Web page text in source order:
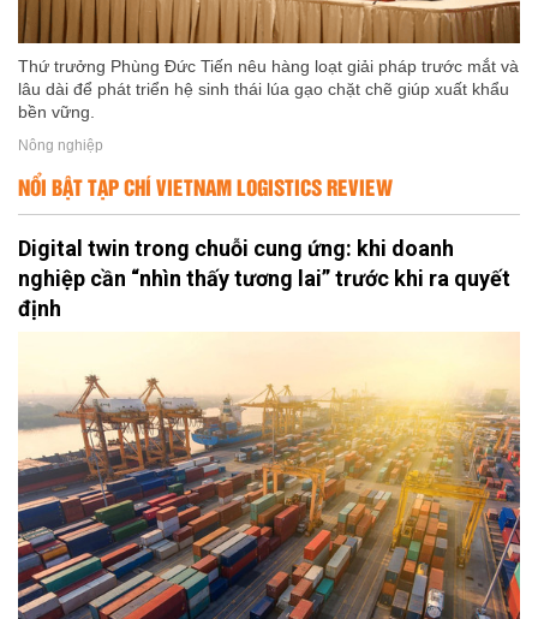
Thứ trưởng Phùng Đức Tiến nêu hàng loạt giải pháp trước mắt và
lâu dài để phát triển hệ sinh thái lúa gạo chặt chẽ giúp xuất khẩu
bền vững.
Nông nghiệp
NỔI BẬT TẠP CHÍ VIETNAM LOGISTICS REVIEW
Digital twin trong chuỗi cung ứng: khi doanh
nghiệp cần “nhìn thấy tương lai” trước khi ra quyết
định